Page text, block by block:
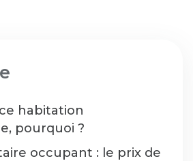
habitation
pourquoi ?
occupant : le prix de